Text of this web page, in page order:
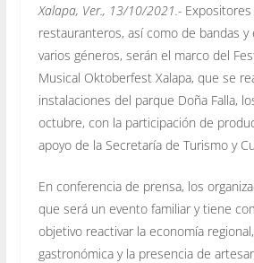
Xalapa, Ver., 13/10/2021.-Expositores
restauranteros, así como de bandas
varios géneros, serán el marco del
Musical Oktoberfest Xalapa, que se
instalaciones del parque Doña Falla,
octubre, con la participación de
apoyo de la Secretaría de Turismo y
En conferencia de prensa, los
que será un evento familiar y tiene
objetivo reactivar la economía
gastronómica y la presencia de